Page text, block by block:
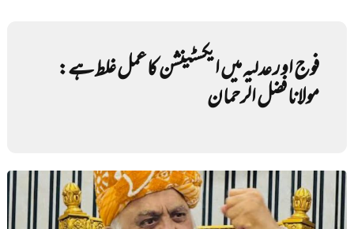
فوج اور عدلیہ میں ایکسٹینشن کا عمل غلط ہے:
مولانا فضل الرحمان